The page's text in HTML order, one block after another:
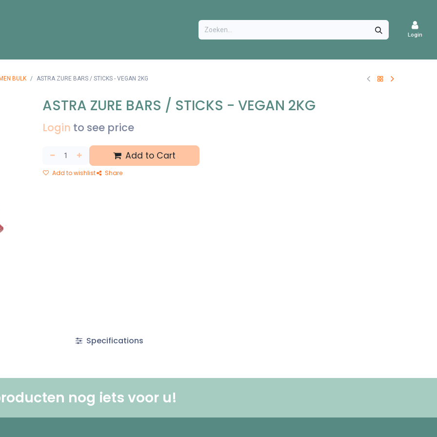
VACATURES
Login
BULK ASTRA ZURE BARS / STICKS - VEGAN 2KG
ASTRA ZURE BARS / STICKS - VEGAN 2KG
Login to see price
Add to Cart
Add to wishlist Share
Specifications
nog iets voor u!